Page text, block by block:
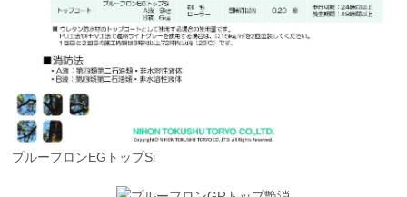
プルーフロンEGトップSi